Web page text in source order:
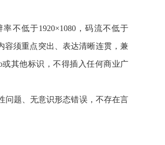
不低于1920×1080，码流不低于
容须重点突出、表达清晰连贯，兼
其他标识，不得插入任何商业广
问题、无意识形态错误，不存在言